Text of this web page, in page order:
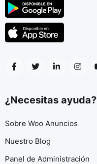
¿Necesitas ayuda?
Sobre Woo Anuncios
Nuestro Blog
Panel de Administración